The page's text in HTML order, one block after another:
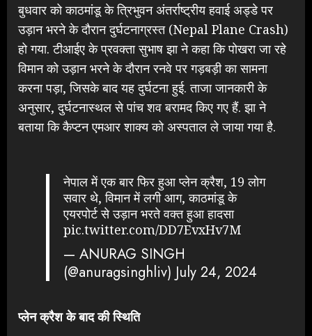
बुधवार को काठमांडू के त्रिभुवन अंतर्राष्ट्रीय हवाई अड्डे पर
उड़ान भरने के दौरान दुर्घटनाग्रस्त (Nepal Plane Crash)
हो गया. टीआईए के प्रवक्ता सुभाष झा ने कहा कि पोखरा जा रहे
विमान को उड़ान भरने के दौरान रनवे पर गड़बड़ी का सामना
करना पड़ा, जिसके बाद यह दुर्घटना हुई. ताजा जानकारी के
अनुसार, दुर्घटनास्थल से पांच शव बरामद किए गए हैं. झा ने
बताया कि कैप्टन एमआर शाक्य को अस्पताल ले जाया गया है.
नेपाल में एक बार फिर हुआ प्लेन क्रैश, 19 लोग
सवार थे, विमान में लगी आग, काठमांडू के
एयरपोर्ट से उड़ान भरते वक्त हुआ हादसा
pic.twitter.com/DD7EvxHv7M
— ANURAG SINGH
(@anuragsinghliv) July 24, 2024
प्लेन क्रैश के बाद की स्थिति